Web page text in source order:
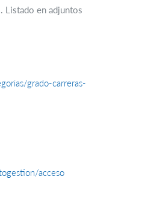
Listado en adjuntos
grado-carreras-
acceso